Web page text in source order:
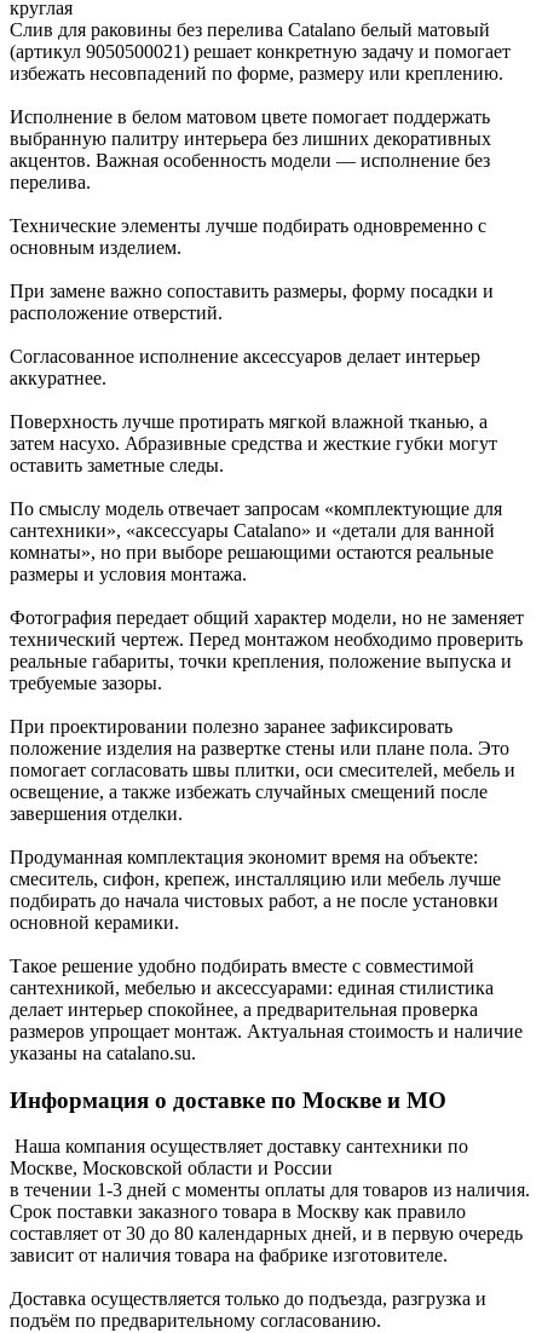
круглая
Слив для раковины без перелива Catalano белый матовый
(артикул 9050500021) решает конкретную задачу и помогает
избежать несовпадений по форме, размеру или креплению.
Исполнение в белом матовом цвете помогает поддержать
выбранную палитру интерьера без лишних декоративных
акцентов. Важная особенность модели — исполнение без
перелива.
Технические элементы лучше подбирать одновременно с
основным изделием.
При замене важно сопоставить размеры, форму посадки и
расположение отверстий.
Согласованное исполнение аксессуаров делает интерьер
аккуратнее.
Поверхность лучше протирать мягкой влажной тканью, а
затем насухо. Абразивные средства и жесткие губки могут
оставить заметные следы.
По смыслу модель отвечает запросам «комплектующие для
сантехники», «аксессуары Catalano» и «детали для ванной
комнаты», но при выборе решающими остаются реальные
размеры и условия монтажа.
Фотография передает общий характер модели, но не заменяет
технический чертеж. Перед монтажом необходимо проверить
реальные габариты, точки крепления, положение выпуска и
требуемые зазоры.
При проектировании полезно заранее зафиксировать
положение изделия на развертке стены или плане пола. Это
помогает согласовать швы плитки, оси смесителей, мебель и
освещение, а также избежать случайных смещений после
завершения отделки.
Продуманная комплектация экономит время на объекте:
смеситель, сифон, крепеж, инсталляцию или мебель лучше
подбирать до начала чистовых работ, а не после установки
основной керамики.
Такое решение удобно подбирать вместе с совместимой
сантехникой, мебелью и аксессуарами: единая стилистика
делает интерьер спокойнее, а предварительная проверка
размеров упрощает монтаж. Актуальная стоимость и наличие
указаны на catalano.su.
Информация о доставке по Москве и МО
Наша компания осуществляет доставку сантехники по
Москве, Московской области и России
в течении 1-3 дней с моменты оплаты для товаров из наличия.
Срок поставки заказного товара в Москву как правило
составляет от 30 до 80 календарных дней, и в первую очередь
зависит от наличия товара на фабрике изготовителе.
Доставка осуществляется только до подъезда, разгрузка и
подъём по предварительному согласованию.